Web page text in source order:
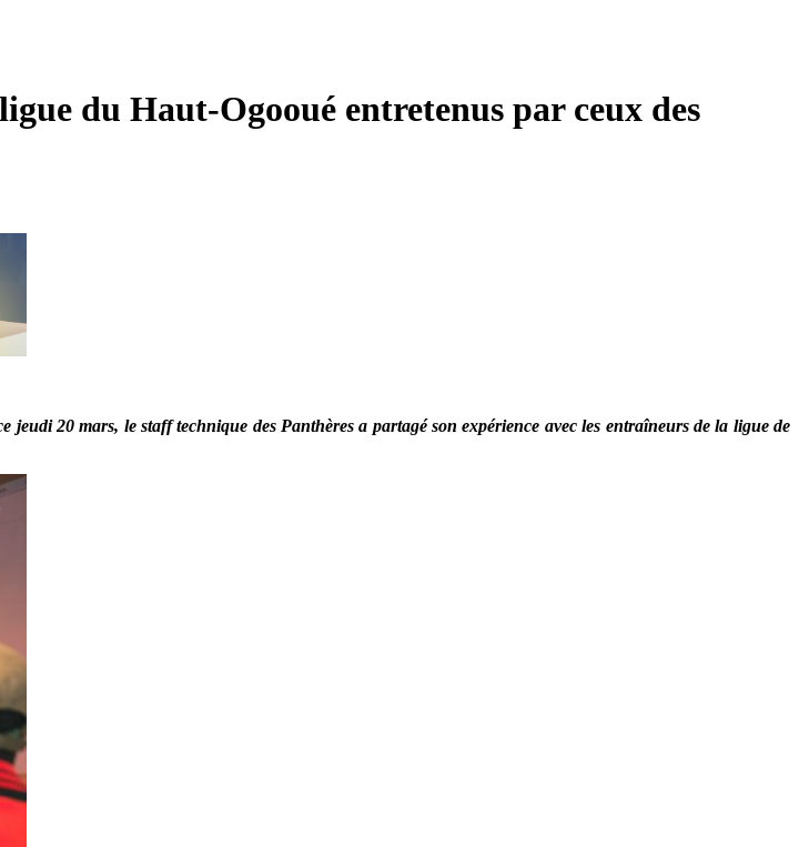
du Haut-Ogooué entretenus par ceux des
20 mars, le staff technique des Panthères a partagé son expérience avec les entraîneurs de la ligue de